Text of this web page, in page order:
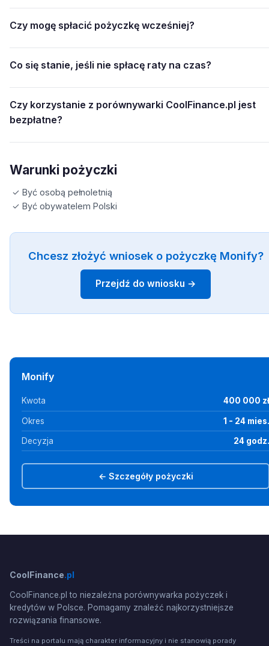
Czy mogę spłacić pożyczkę wcześniej?
Co się stanie, jeśli nie spłacę raty na czas?
Czy korzystanie z porównywarki CoolFinance.pl jest
bezpłatne?
Warunki pożyczki
✓ Być osobą pełnoletnią
✓ Być obywatelem Polski
Chcesz złożyć wniosek o pożyczkę Monify?
Przejdź do wniosku →
Monify
Kwota 400 000 zł
Okres 1 - 24 mies.
Decyzja 24 godz.
← Szczegóły pożyczki
CoolFinance.pl
CoolFinance.pl to niezależna porównywarka pożyczek i
kredytów w Polsce. Pomagamy znaleźć najkorzystniejsze
rozwiązania finansowe.
Treści na portalu mają charakter informacyjny i nie stanowią porady